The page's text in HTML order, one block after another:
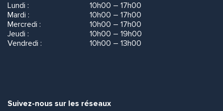
Lundi :
10h00 – 17h00
Mardi :
10h00 – 17h00
Mercredi :
10h00 – 17h00
Jeudi :
10h00 – 19h00
Vendredi :
10h00 – 13h00
Suivez-nous sur les réseaux